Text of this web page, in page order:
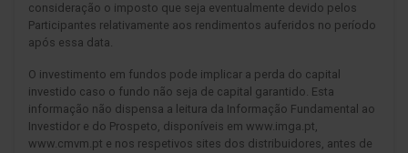
consideração o imposto que seja eventualmente devido pelos
Participantes relativamente aos rendimentos auferidos no período
após essa data.
O investimento em fundos pode implicar a perda do capital
investido caso o fundo não seja de capital garantido. Esta
informação não dispensa a leitura da Informação Fundamental ao
Investidor e do Prospeto, disponíveis em www.imga.pt,
www.cmvm.pt e nos respetivos sites dos distribuidores, antes de